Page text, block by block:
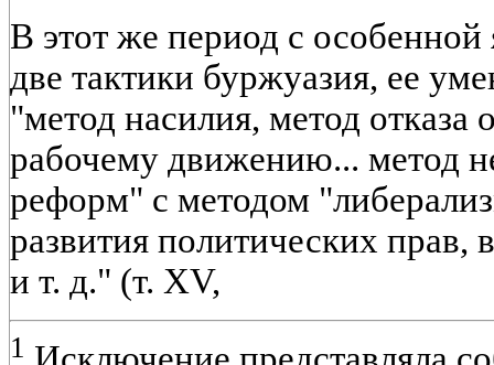
В этот же период с
две тактики буржуазия, ее
"метод насилия, метод отказа
рабочему движению... метод
реформ" с методом
развития политических прав,
и т. д." (т. XV,
1